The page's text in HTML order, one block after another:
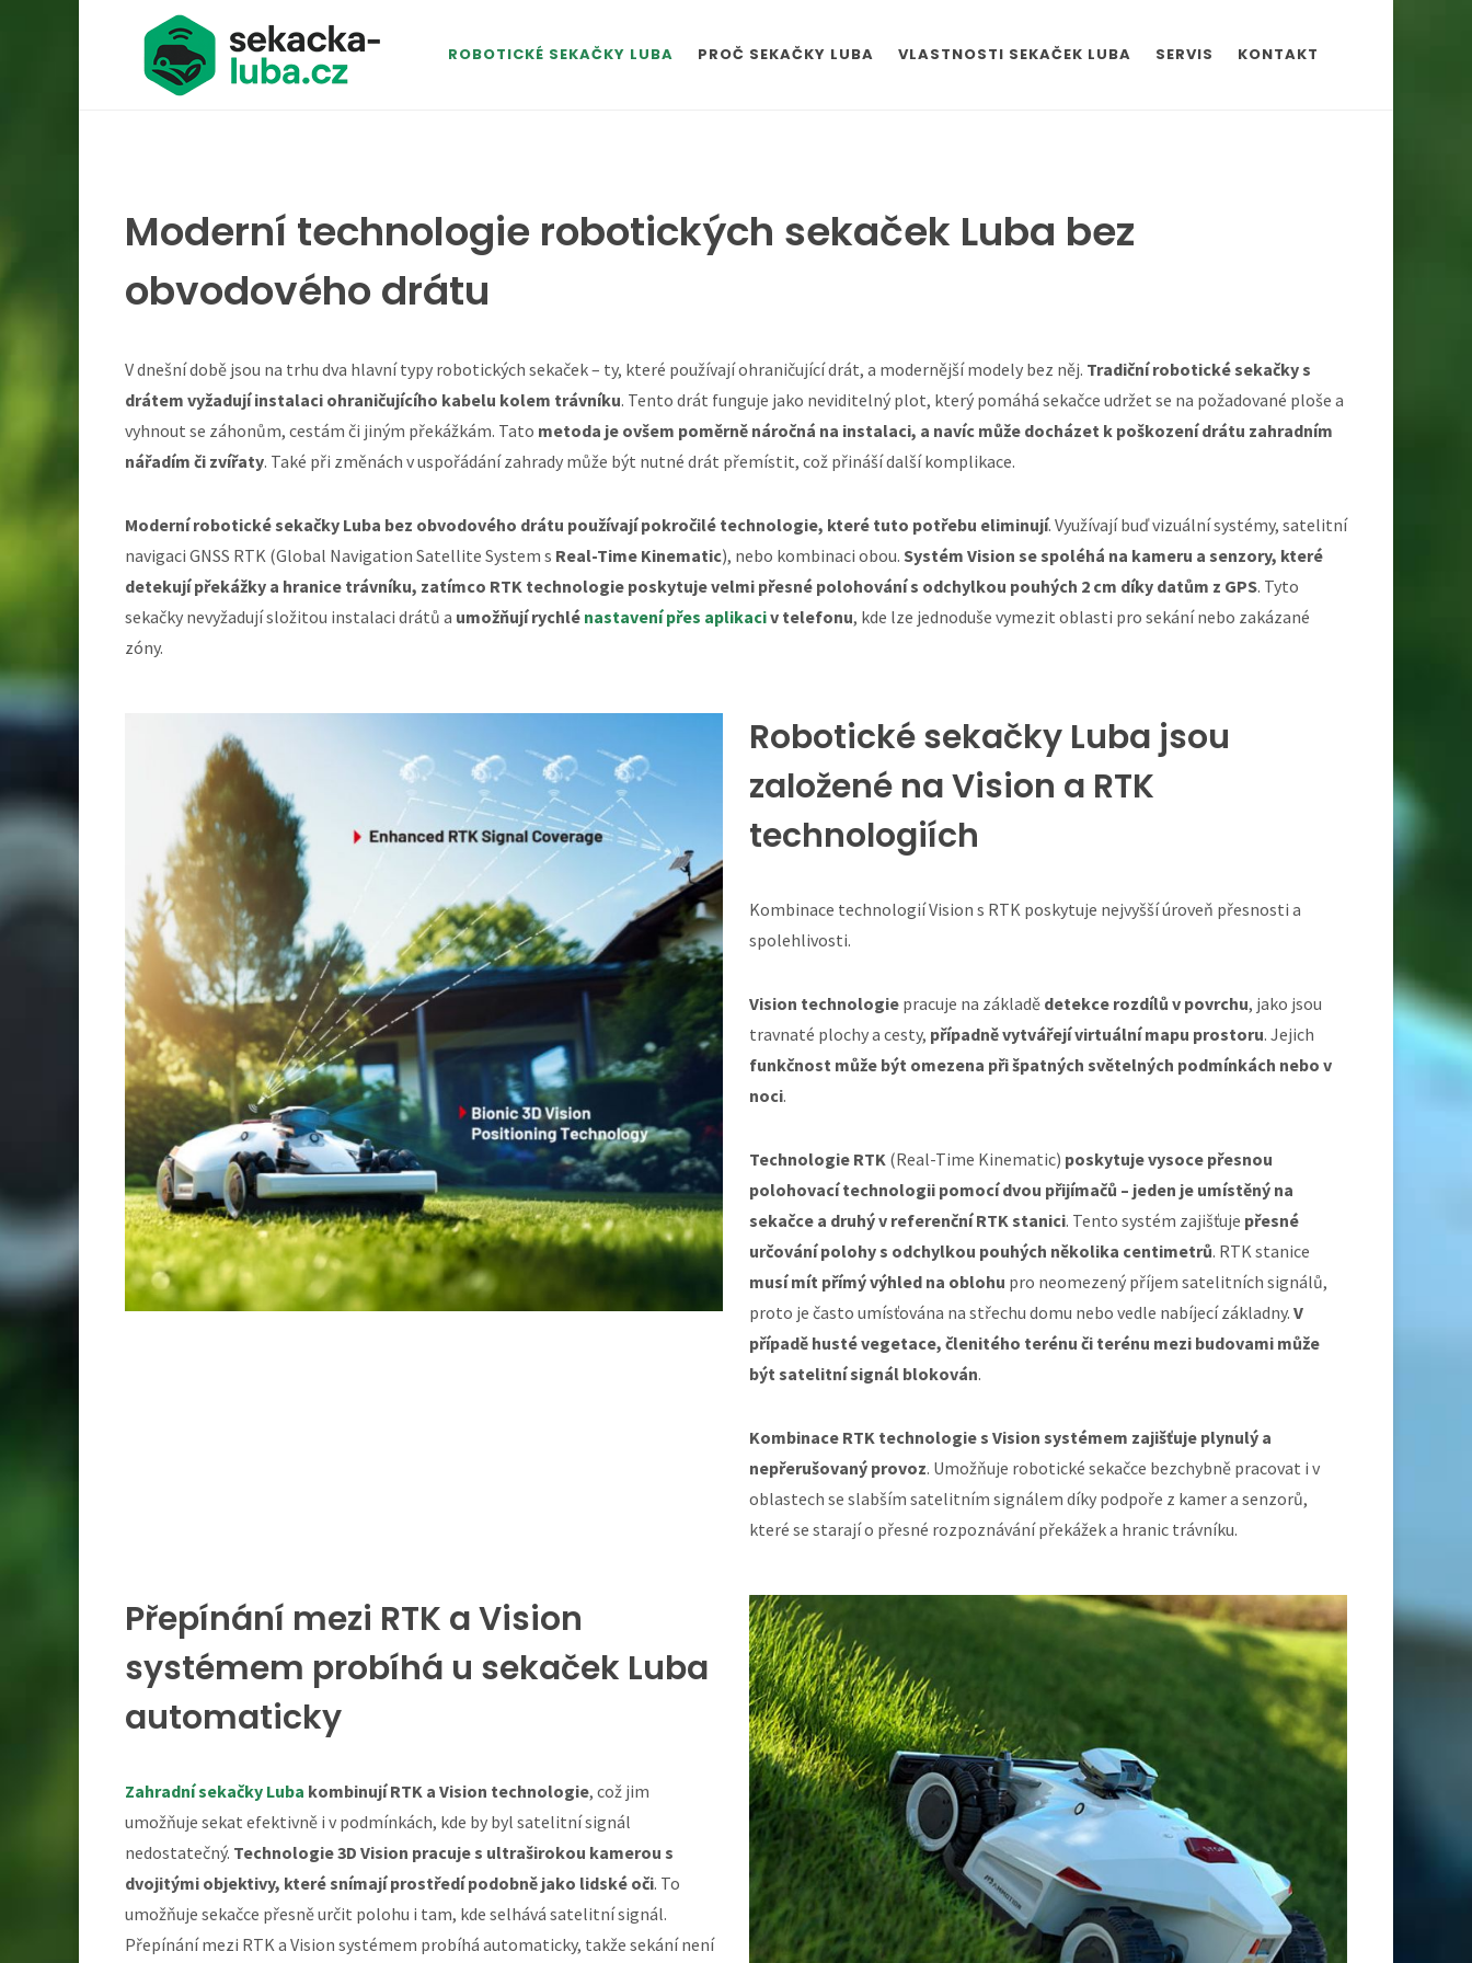
ROBOTICKÉ SEKAČKY LUBA PROČ SEKAČKY LUBA VLASTNOSTI SEKAČEK LUBA SERVIS KONTAKT
Moderní technologie robotických sekaček Luba bez
obvodového drátu
V dnešní době jsou na trhu dva hlavní typy robotických sekaček – ty, které používají ohraničující drát, a modernější modely bez něj. Tradiční robotické sekačky s
drátem vyžadují instalaci ohraničujícího kabelu kolem trávníku. Tento drát funguje jako neviditelný plot, který pomáhá sekačce udržet se na požadované ploše a
vyhnout se záhonům, cestám či jiným překážkám. Tato metoda je ovšem poměrně náročná na instalaci, a navíc může docházet k poškození drátu zahradním
nářadím či zvířaty. Také při změnách v uspořádání zahrady může být nutné drát přemístit, což přináší další komplikace.
Moderní robotické sekačky Luba bez obvodového drátu používají pokročilé technologie, které tuto potřebu eliminují. Využívají buď vizuální systémy, satelitní
navigaci GNSS RTK (Global Navigation Satellite System s Real-Time Kinematic), nebo kombinaci obou. Systém Vision se spoléhá na kameru a senzory, které
detekují překážky a hranice trávníku, zatímco RTK technologie poskytuje velmi přesné polohování s odchylkou pouhých 2 cm díky datům z GPS. Tyto
sekačky nevyžadují složitou instalaci drátů a umožňují rychlé nastavení přes aplikaciv telefonu, kde lze jednoduše vymezit oblasti pro sekání nebo zakázané
zóny.
Robotické sekačky Luba jsou
založené na Vision a RTK
technologiích
Kombinace technologií Vision s RTK poskytuje nejvyšší úroveň přesnosti a
spolehlivosti.
Vision technologie pracuje na základě detekce rozdílů v povrchu, jako jsou
travnaté plochy a cesty, případně vytvářejí virtuální mapu prostoru. Jejich
funkčnost může být omezena při špatných světelných podmínkách nebo v
noci.
Technologie RTK (Real-Time Kinematic) poskytuje vysoce přesnou
polohovací technologii pomocí dvou přijímačů – jeden je umístěný na
sekačce a druhý v referenční RTK stanici. Tento systém zajišťuje přesné
určování polohy s odchylkou pouhých několika centimetrů. RTK stanice
musí mít přímý výhled na oblohu pro neomezený příjem satelitních signálů,
proto je často umísťována na střechu domu nebo vedle nabíjecí základny. V
případě husté vegetace, členitého terénu či terénu mezi budovami může
být satelitní signál blokován.
Kombinace RTK technologie s Vision systémem zajišťuje plynulý a
nepřerušovaný provoz. Umožňuje robotické sekačce bezchybně pracovat i v
oblastech se slabším satelitním signálem díky podpoře z kamer a senzorů,
které se starají o přesné rozpoznávání překážek a hranic trávníku.
Přepínání mezi RTK a Vision
systémem probíhá u sekaček Luba
automaticky
Zahradní sekačky Luba kombinují RTK a Vision technologie, což jim
umožňuje sekat efektivně i v podmínkách, kde by byl satelitní signál
nedostatečný. Technologie 3D Vision pracuje s ultraširokou kamerou s
dvojitými objektivy, které snímají prostředí podobně jako lidské oči. To
umožňuje sekačce přesně určit polohu i tam, kde selhává satelitní signál.
Přepínání mezi RTK a Vision systémem probíhá automaticky, takže sekání není